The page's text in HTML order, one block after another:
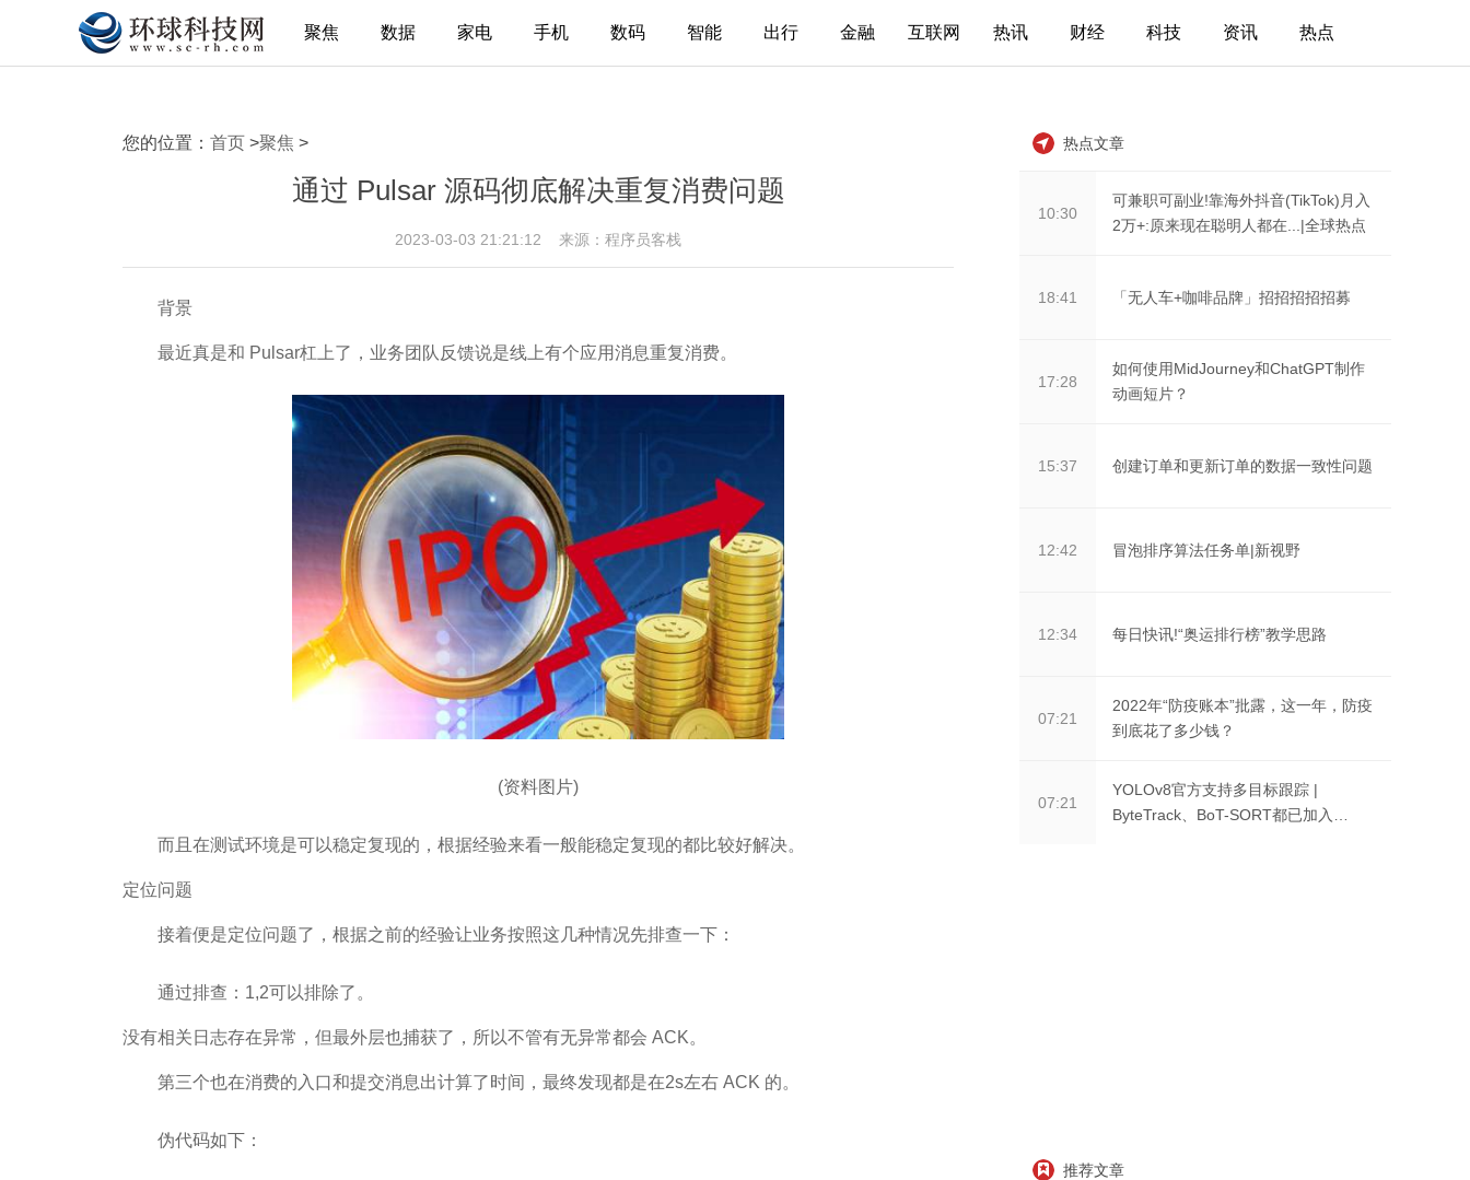
聚焦 数据 家电 手机 数码 智能 出行 金融 互联网 热讯 财经 科技 资讯 热点
您的位置： 首页 >聚焦 >
通过 Pulsar 源码彻底解决重复消费问题
2023-03-03 21:21:12 来源：程序员客栈
背景
最近真是和 Pulsar杠上了，业务团队反馈说是线上有个应用消息重复消费。
(资料图片)
而且在测试环境是可以稳定复现的，根据经验来看一般能稳定复现的都比较好解决。
定位问题
接着便是定位问题了，根据之前的经验让业务按照这几种情况先排查一下：
通过排查：1,2可以排除了。
没有相关日志存在异常，但最外层也捕获了，所以不管有无异常都会 ACK。
第三个也在消费的入口和提交消息出计算了时间，最终发现都是在2s左右 ACK 的。
伪代码如下：
热点文章
10:30
可兼职可副业!靠海外抖音(TikTok)月入
2万+:原来现在聪明人都在...|全球热点
18:41 「无人车+咖啡品牌」招招招招招募
17:28
如何使用MidJourney和ChatGPT制作
动画短片？
15:37 创建订单和更新订单的数据一致性问题
12:42 冒泡排序算法任务单|新视野
12:34 每日快讯!“奥运排行榜”教学思路
07:21
2022年“防疫账本”批露，这一年，防疫
到底花了多少钱？
07:21
YOLOv8官方支持多目标跟踪 |
ByteTrack、BoT-SORT都已加入
推荐文章